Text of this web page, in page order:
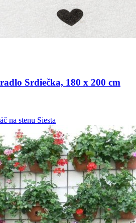
Srdiečka, 180 x 200 cm